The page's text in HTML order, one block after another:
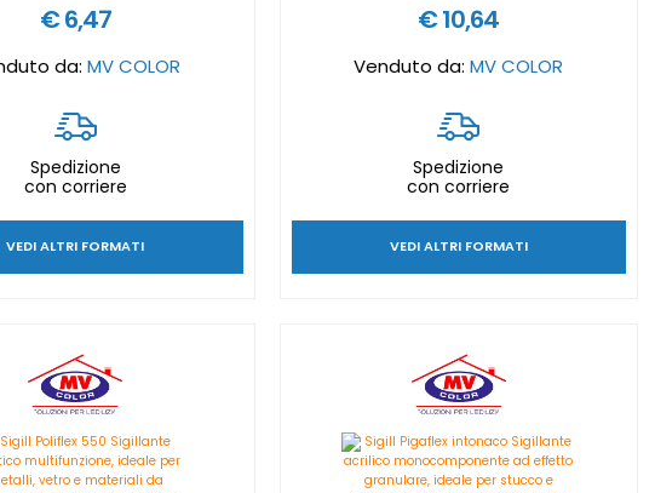
€ 6,47
da: MV COLOR
Spedizione
con corriere
VEDI ALTRI FORMATI
€ 10,64
Venduto da:MV COLOR
Spedizione
con corriere
VEDI ALTRI FORMATI